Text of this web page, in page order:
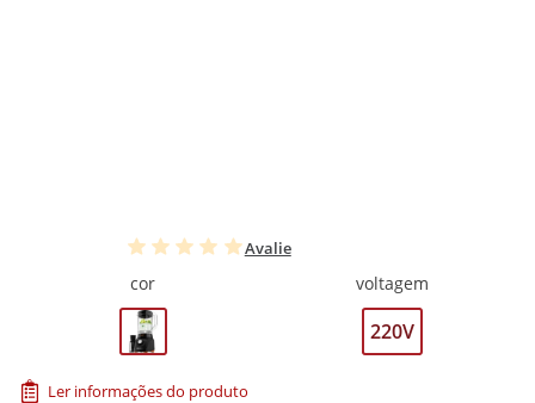
Avalie
cor voltagem
220V
Ler informações do produto